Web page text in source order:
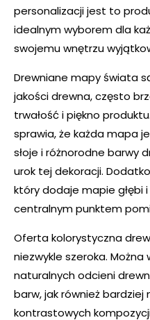
personalizacji jest to
idealnym wyborem dla
swojemu wnętrzu
Drewniane mapy świata
jakości drewna, często
trwałość i piękno
sprawia, że każda mapa
słoje i różnorodne barwy
urok tej dekoracji.
który dodaje mapie głębi
centralnym punktem
Oferta kolorystyczna
niezwykle szeroka.
naturalnych odcieni
barw, jak również bardziej
kontrastowych